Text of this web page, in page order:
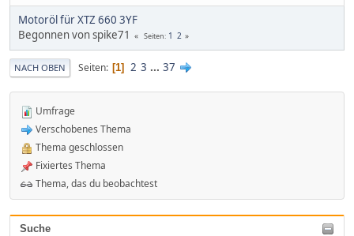
Suche
Motoröl für XTZ 660 3YF
Begonnen von spike71
Seiten 1 2
NACH OBEN Seiten 1 2 3 ... 37
Umfrage
Verschobenes Thema
Thema geschlossen
Fixiertes Thema
Thema, das du beobachtest